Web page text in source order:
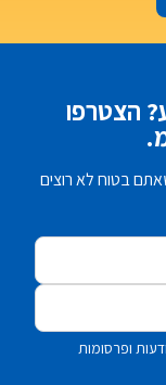
הצטרפו
בטוח לא רוצים
ופרסומות